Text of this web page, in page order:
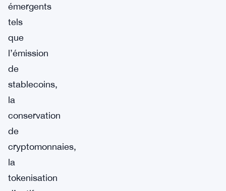
émergents
tels
que
l’émission
de
stablecoins,
la
conservation
de
cryptomonnaies,
la
tokenisation